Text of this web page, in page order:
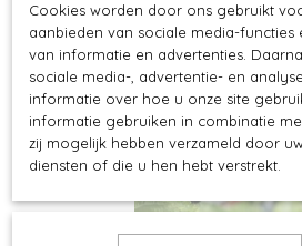
Cookies worden door ons gebruikt
aanbieden van sociale media-functies
van informatie en advertenties.
sociale media-, advertentie- en
informatie over hoe u onze site
informatie gebruiken in combinatie
zij mogelijk hebben verzameld door
diensten of die u hen hebt verstrekt.